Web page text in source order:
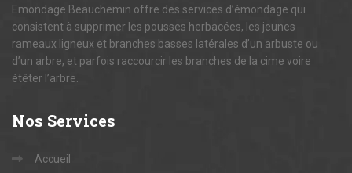
Emondage Beauchemin offre des services d’émondage qui
consistent à supprimer les pousses herbacées, les jeunes
rameaux ligneux et branches basses latérales d’un arbuste ou
d’un arbre, et parfois raccourcir les branches de la cime voire
étêter l’arbre.
Nos Services
Accueil